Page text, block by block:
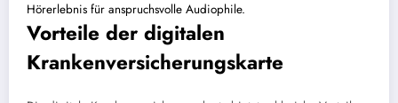
Hörerlebnis für anspruchsvolle Audiophile.
Vorteile der digitalen
Krankenversicherungskarte